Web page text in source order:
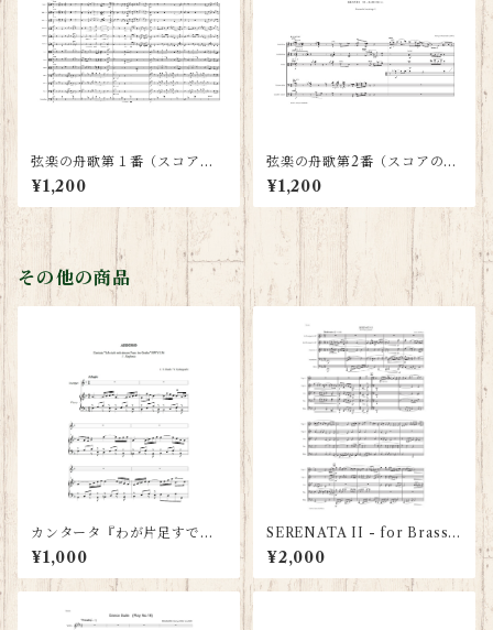
弦楽の舟歌第１番（スコアの
み）
¥1,200
弦楽の舟歌第2番（スコアの
み）
¥1,200
その他の商品
カンタータ『わが片足すでに
墓穴に入りぬ』BWV.156 よ
り「アリオーソ」（トランペ
ット＆ピアノ：スコアとパー
¥1,000
SERENATA II - for Brass
Quintet - Score and Parts
¥2,000